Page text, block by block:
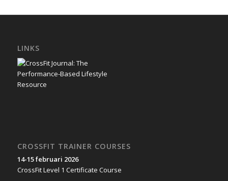
LINKS
CROSSFIT TRAINER COURSES
14-15 februari 2026
CrossFit Level 1 Certificate Course